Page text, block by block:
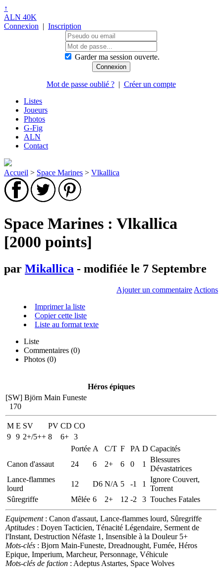
↑
ALN 40K
Connexion | Inscription
Garder ma session ouverte.
Mot de passe oublié ?| Créer un compte
Listes
Joueurs
Photos
G-Fig
ALN
Contact
Accueil > Space Marines > Vlkallica
Space Marines : Vlkallica
[2000 points]
par Mikallica - modifiée le 7 Septembre
Ajouter un commentaire Actions
Imprimer la liste
Copier cette liste
Liste au format texte
Liste
Commentaires (0)
Photos (0)
Héros épiques
[SW] Björn Main Funeste
170
M E SV PV CD CO
9 9 2+/5++ 8 6+ 3
Portée A C/T F PA D Capacités
Canon d'assaut
24 6 2+ 6 0 1
Blessures
Dévastatrices
Lance-flammes
lourd
12 D6 N/A 5 -1 1
Ignore Couvert,
Torrent
Sûregriffe
Mêlée 6 2+ 12 -2 3 Touches Fatales
Equipement: Canon d'assaut, Lance-flammes lourd, Sûregriffe
Aptitudes : Doyen Tacticien, Ténacité Légendaire, Serment de
l'Instant, Destruction Néfaste 1, Insensible à la Douleur 5+
Mots-clés : Bjorn Main-Funeste, Dreadnought, Fumée, Héros
Epique, Imperium, Marcheur, Personnage, Véhicule
Mots-clés de faction : Adeptus Astartes, Space Wolves